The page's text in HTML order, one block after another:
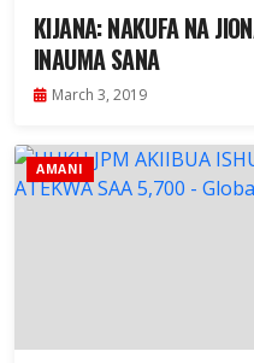
KIJANA: NAKUFA NA
INAUMA SANA
March 3, 2019
AMANI